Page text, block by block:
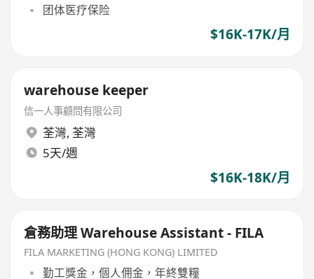
团体医疗保险
$16K-17K/月
warehouse keeper
信一人事顧問有限公司
荃灣, 荃灣
5天/週
$16K-18K/月
倉務助理 Warehouse Assistant - FILA
FILA MARKETING (HONG KONG) LIMITED
勤工獎金，個人佣金，年終雙糧